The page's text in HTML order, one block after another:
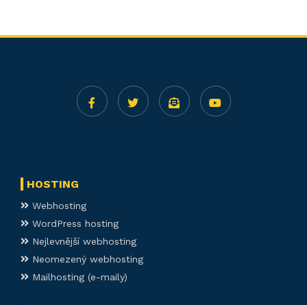
HOSTING
Webhosting
WordPress hosting
Nejlevnější webhosting
Neomezený webhosting
Mailhosting (e-maily)